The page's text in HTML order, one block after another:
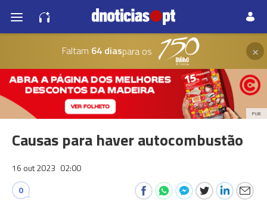
Faltam 64 diaspara os ×
PUB
Causas para haver autocombustão
16 out 2023 02:00
0